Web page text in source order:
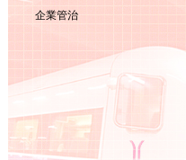
企業管治